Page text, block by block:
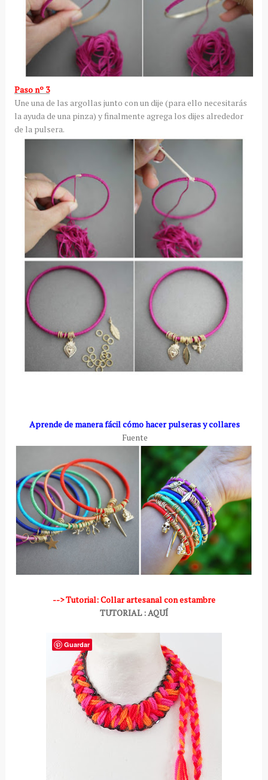
Paso nº 3
Une una de las argollas junto con un dije (para ello necesitarás
la ayuda de una pinza) y finalmente agrega los dijes alrededor
de la pulsera.
Aprende de manera fácil cómo hacer pulseras y collares
Fuente
--> Tutorial: Collar artesanal con estambre
TUTORIAL : AQUÍ
Guardar